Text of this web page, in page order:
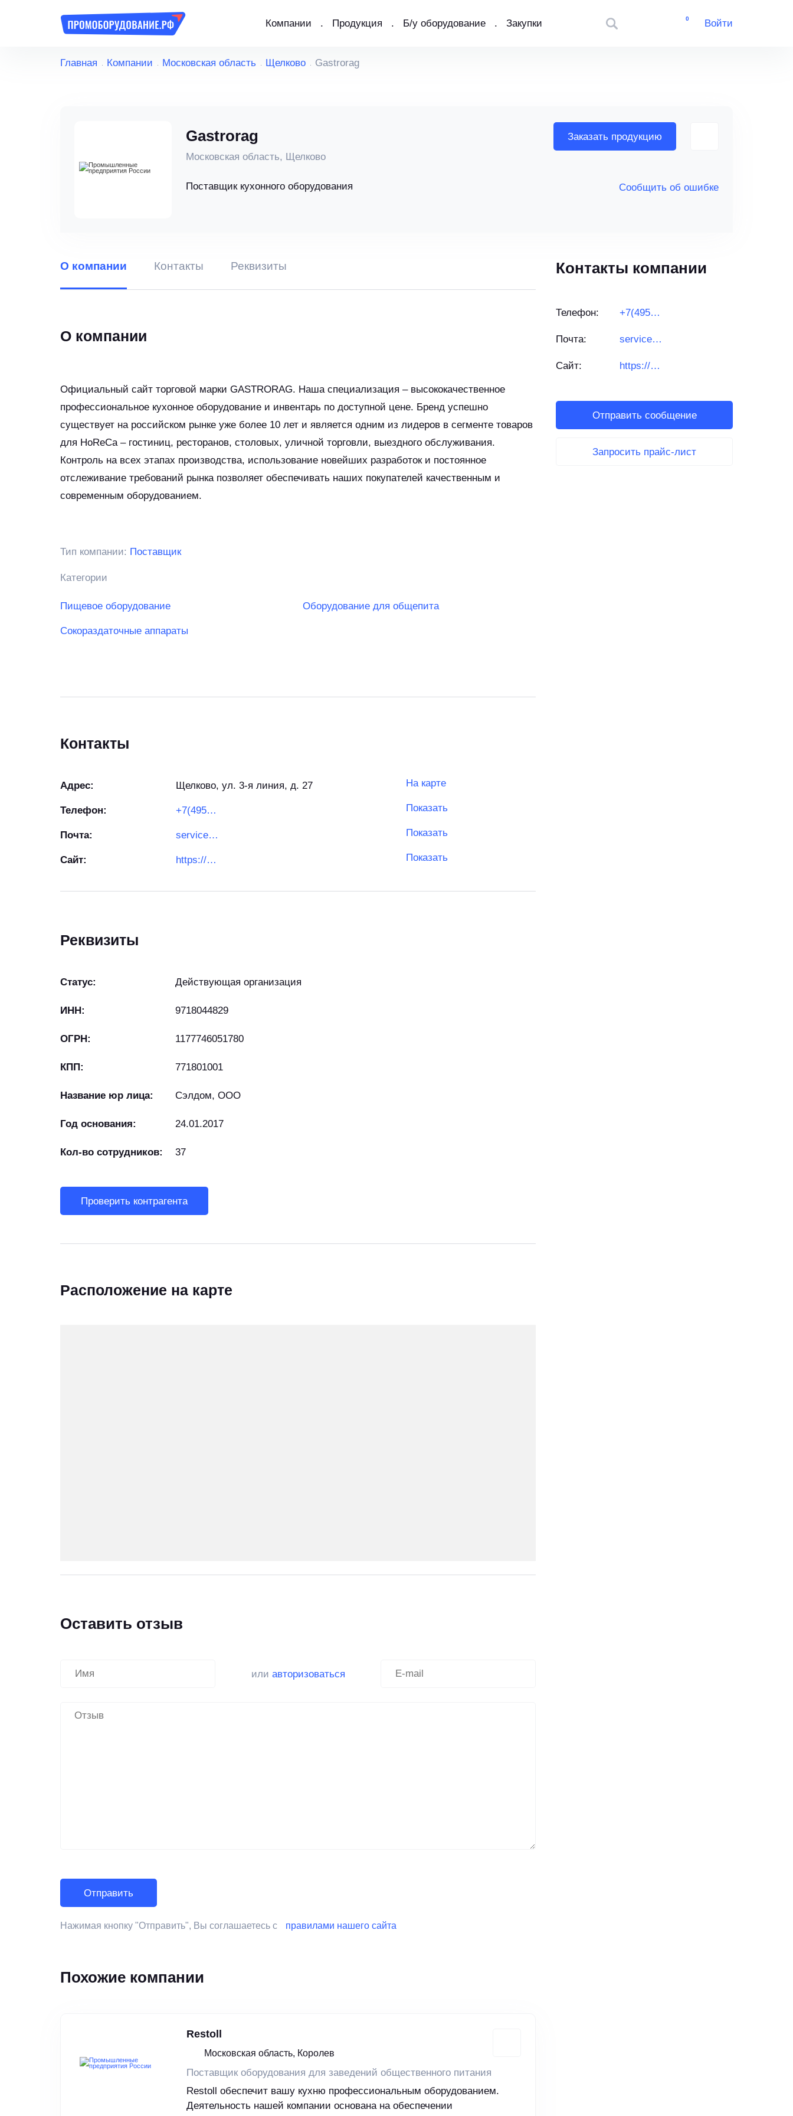
Компании Продукция Б/у оборудование Закупки 0 Войти
Главная Компании Московская область Щелково Gastrorag
Gastrorag
Московская область, Щелково
Поставщик кухонного оборудования
Заказать продукцию
Сообщить об ошибке
О компании Контакты Реквизиты
О компании
Официальный сайт торговой марки GASTRORAG. Наша специализация – высококачественное
профессиональное кухонное оборудование и инвентарь по доступной цене. Бренд успешно
существует на российском рынке уже более 10 лет и является одним из лидеров в сегменте товаров
для HoReCa – гостиниц, ресторанов, столовых, уличной торговли, выездного обслуживания.
Контроль на всех этапах производства, использование новейших разработок и постоянное
отслеживание требований рынка позволяет обеспечивать наших покупателей качественным и
современным оборудованием.
Тип компании: Поставщик
Категории
Пищевое оборудование Оборудование для общепита
Сокораздаточные аппараты
Контакты
Адрес: Щелково, ул. 3-я линия, д. 27 На карте
Телефон: +7(495)128-94-19 Показать
Почта: service@gastrorag.ru Показать
Сайт: https://gastrorag.ru/ Показать
Реквизиты
Статус: Действующая организация
ИНН: 9718044829
ОГРН: 1177746051780
КПП: 771801001
Название юр лица: Сэлдом, ООО
Год основания: 24.01.2017
Кол-во сотрудников: 37
Проверить контрагента
Расположение на карте
Оставить отзыв
или авторизоваться
Нажимая кнопку "Отправить", Вы соглашаетесь с правилами нашего сайта
Похожие компании
Restoll
Московская область, Королев
Поставщик оборудования для заведений общественного питания
Restoll обеспечит вашу кухню профессиональным оборудованием.
Деятельность нашей компании основана на обеспечении
Контакты компании
Телефон: +7(495)128-94-19
Почта: service@gastrorag.ru
Сайт: https://gastrorag.ru/
Отправить сообщение
Запросить прайс-лист